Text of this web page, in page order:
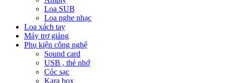
Loa SUB
Loa nghe nhạc
Loa xách tay
Máy trợ giảng
Phụ kiện công nghệ
Sound card
USB , thẻ nhớ
Cóc sạc
Kara box